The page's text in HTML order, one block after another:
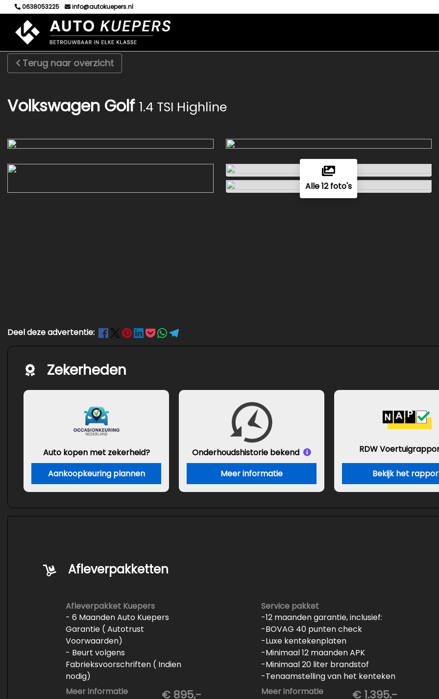
0638053225 info@autokuepers.nl
Terug naar overzicht
Volkswagen Golf 1.4 TSI Highline
Alle 12 foto's
Deel deze advertentie:
Zekerheden
Auto kopen met zekerheid?
Aankoopkeuring plannen
Onderhoudshistorie bekend
Meer informatie
RDW
Bekijk het
Afleverpakketten
Afleverpakket Kuepers
- 6 Maanden Auto Kuepers
Garantie ( Autotrust
Voorwaarden)
- Beurt volgens
Fabrieksvoorschriften ( Indien
nodig)
- Minimaal 6 maanden APK
Meer informatie € 895,-
Service pakket
-12 maanden garantie, inclusief:
-BOVAG 40 punten check
-Luxe kentekenplaten
-Minimaal 12 maanden APK
-Minimaal 20 liter brandstof
-Tenaamstelling van het kenteken
-Vrijwaren van de inruilauto
Meer informatie € 1.395,-